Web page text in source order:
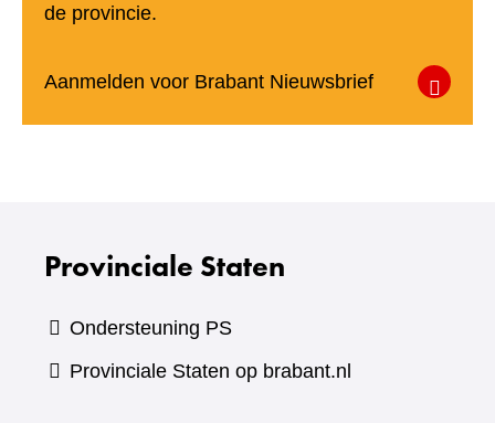
de provincie.
Aanmelden voor Brabant Nieuwsbrief(verwijst
Provinciale Staten
Ondersteuning PS
Provinciale Staten op brabant.nl